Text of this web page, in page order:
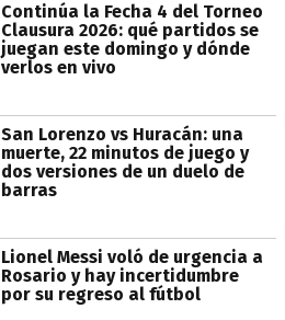
Continúa la Fecha 4 del Torneo
Clausura 2026: qué partidos se
juegan este domingo y dónde
verlos en vivo
San Lorenzo vs Huracán: una
muerte, 22 minutos de juego y
dos versiones de un duelo de
barras
Lionel Messi voló de urgencia a
Rosario y hay incertidumbre
por su regreso al fútbol